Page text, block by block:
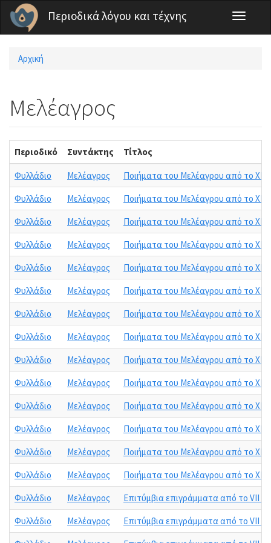
Παράκαμψη προς το κυρίως περιεχόμενο
Περιοδικά λόγου και τέχνης
Toggle
Είστε εδώ
Αρχική
Μελέαγρος
Περιοδικό Συντάκτης Τίτλος
Φυλλάδιο Μελέαγρος
Ποιήματα του Μελέαγρου από το XII
Φυλλάδιο
Μελέαγρος
Ποιήματα του Μελέαγρου από το XII
Φυλλάδιο
Μελέαγρος
Ποιήματα του Μελέαγρου από το XII
Φυλλάδιο
Μελέαγρος
Ποιήματα του Μελέαγρου από το XII
Φυλλάδιο
Μελέαγρος
Ποιήματα του Μελέαγρου από το XII
Φυλλάδιο
Μελέαγρος
Ποιήματα του Μελέαγρου από το XII
Φυλλάδιο
Μελέαγρος
Ποιήματα του Μελέαγρου από το XII
Φυλλάδιο
Μελέαγρος
Ποιήματα του Μελέαγρου από το XII
Φυλλάδιο
Μελέαγρος
Ποιήματα του Μελέαγρου από το XII
Φυλλάδιο
Μελέαγρος
Ποιήματα του Μελέαγρου από το XII
Φυλλάδιο
Μελέαγρος
Ποιήματα του Μελέαγρου από το XII
Φυλλάδιο
Μελέαγρος
Ποιήματα του Μελέαγρου από το XII
Φυλλάδιο
Μελέαγρος
Ποιήματα του Μελέαγρου από το XII
Φυλλάδιο
Μελέαγρος
Ποιήματα του Μελέαγρου από το XII
Φυλλάδιο
Μελέαγρος
Επιτύμβια επιγράμματα από το VII
Φυλλάδιο
Μελέαγρος
Επιτύμβια επιγράμματα από το VII